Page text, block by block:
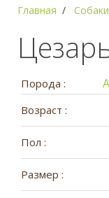
Главная
Порода :
Возраст :
Пол :
Размер :